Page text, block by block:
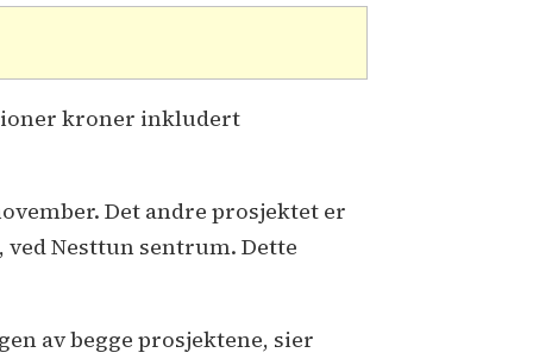
kroner inkludert
Det andre prosjektet er
ved Nesttun sentrum. Dette
av begge prosjektene, sier